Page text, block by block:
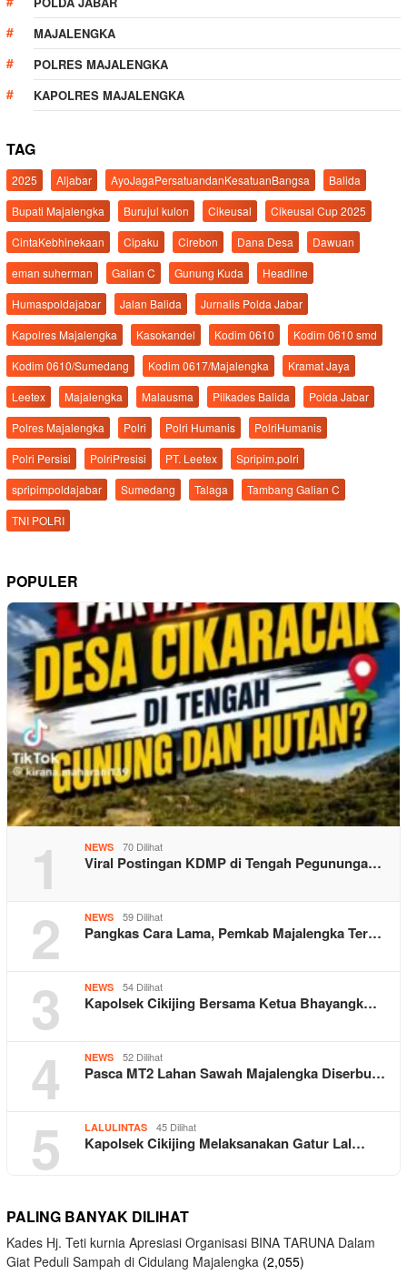
MAJALENGKA
POLRES MAJALENGKA
KAPOLRES MAJALENGKA
TAG
2025 Aljabar AyoJagaPersatuandanKesatuanBangsa
Balida
Bupati Majalengka
Burujul kulon Cikeusal
Cikeusal Cup 2025
CintaKebhinekaan
Cipaku Cirebon Dana Desa
Dawuan
eman suherman
Galian C Gunung Kuda
Headline
Humaspoldajabar
Jalan Balida
Jurnalis Polda Jabar
Kapolres Majalengka
Kasokandel Kodim 0610
Kodim 0610 smd
Kodim 0610/Sumedang
Kodim 0617/Majalengka
Kramat Jaya
Leetex
Majalengka Malausma Pilkades Balida
Polda Jabar
Polres Majalengka
Polri Polri Humanis
PolriHumanis
Polri Persisi
PolriPresisi PT. Leetex
Spripim.polri
spripimpoldajabar
Sumedang Talaga
Tambang Galian C
TNI POLRI
POPULER
1 NEWS 70 Dilihat
Viral Postingan KDMP di Tengah Pegununga…
2 NEWS 59 Dilihat
Pangkas Cara Lama, Pemkab Majalengka Ter…
3 NEWS 54 Dilihat
Kapolsek Cikijing Bersama Ketua Bhayangk…
4 NEWS 52 Dilihat
Pasca MT2 Lahan Sawah Majalengka Diserbu…
5 LALULINTAS 45 Dilihat
Kapolsek Cikijing Melaksanakan Gatur Lal…
PALING BANYAK DILIHAT
Kades Hj. Teti kurnia Apresiasi Organisasi BINA TARUNA Dalam
Giat Peduli Sampah di Cidulang Majalengka (2,055)